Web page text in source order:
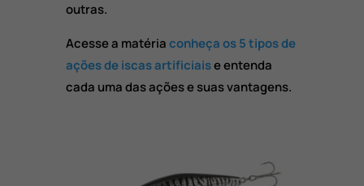
outras.
Acesse a matériaconheça os 5 tipos de
ações de iscas artificiaise entenda
cada uma das ações e suas vantagens.